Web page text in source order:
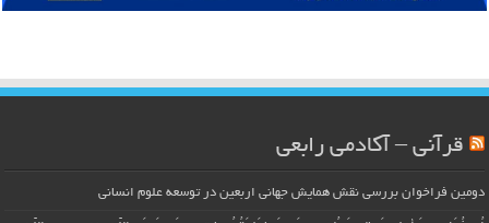
قرآنی – آکادمی رابعی
دومین فراخوان بررسی نقش همایش جهانی اربعین در توسعه علوم انسانی